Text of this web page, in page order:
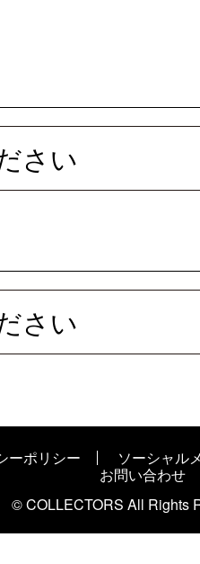
さい
さい
ーポリシー
ソーシャル
お問い合わせ
© COLLECTORS All Rights